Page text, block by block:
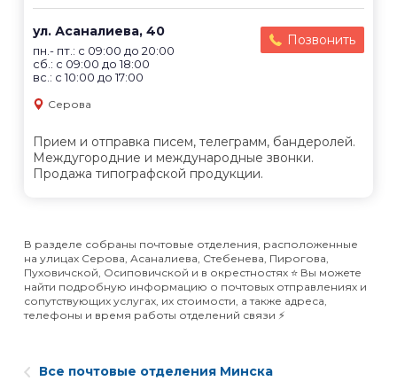
ул. Асаналиева, 40
пн.- пт.: с 09:00 до 20:00
сб.: с 09:00 до 18:00
вс.: с 10:00 до 17:00
Позвонить
Серова
Прием и отправка писем, телеграмм, бандеролей.
Междугородние и международные звонки.
Продажа типографской продукции.
В разделе собраны почтовые отделения, расположенные
на улицах Серова, Асаналиева, Стебенева, Пирогова,
Пуховичской, Осиповичской и в окрестностях ⭐️ Вы можете
найти подробную информацию о почтовых отправлениях и
сопутствующих услугах, их стоимости, а также адреса,
телефоны и время работы отделений связи ⚡️
Все почтовые отделения Минска